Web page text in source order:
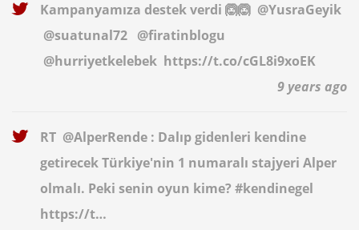
Kampanyamıza destek verdi 🙆🙆 @YusraGeyik
@suatunal72 @firatinblogu
@hurriyetkelebek https://t.co/cGL8i9xoEK
9 years ago
RT @AlperRende : Dalıp gidenleri kendine
getirecek Türkiye'nin 1 numaralı stajyeri Alper
olmalı. Peki senin oyun kime? #kendinegel
https://t…